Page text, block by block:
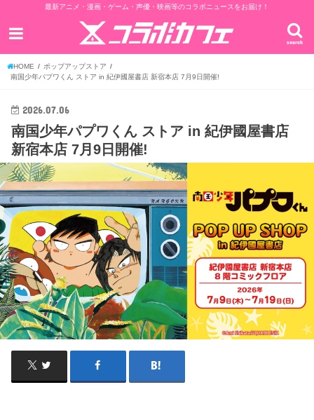
最新アニメ・漫画・ゲーム・声優・映画等のコラボニュースをお届け！
search
HOME
ポップアップストア
南国少年パプワくん ストア in 紀伊國屋書店 新宿本店 7月9日開催!
2026.07.06
南国少年パプワくん ストア in 紀伊國屋書店
新宿本店 7月9日開催!